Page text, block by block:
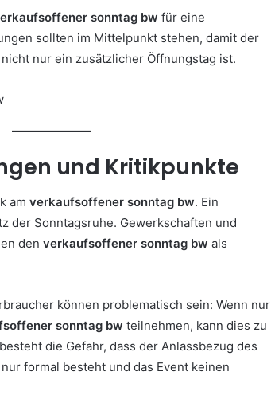
sonntag bw für eine
sollten im Mittelpunkt stehen, damit der
nicht nur ein zusätzlicher Öffnungstag ist.
und Kritikpunkte
am verkaufsoffener sonntag bw. Ein
der Sonntagsruhe. Gewerkschaften und
den verkaufsoffener sonntag bw als
können problematisch sein: Wenn nur
sonntag bw teilnehmen, kann dies zu
die Gefahr, dass der Anlassbezug des
nur formal besteht und das Event keinen